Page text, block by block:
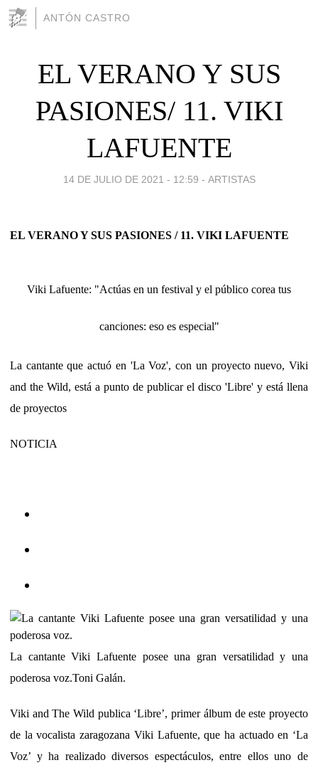
ANTÓN CASTRO
EL VERANO Y SUS
PASIONES/ 11. VIKI
LAFUENTE
14 DE JULIO DE 2021 - 12:59 - ARTISTAS
EL VERANO Y SUS PASIONES / 11. VIKI LAFUENTE
Viki Lafuente: "Actúas en un festival y el público corea tus
canciones: eso es especial"
La cantante que actuó en 'La Voz', con un proyecto nuevo, Viki
and the Wild, está a punto de publicar el disco 'Libre' y está llena
de proyectos
NOTICIA
La cantante Viki Lafuente posee una gran versatilidad y una
poderosa voz.Toni Galán.
Viki and The Wild publica ‘Libre’, primer álbum de este proyecto
de la vocalista zaragozana Viki Lafuente, que ha actuado en ‘La
Voz’ y ha realizado diversos espectáculos, entre ellos uno de